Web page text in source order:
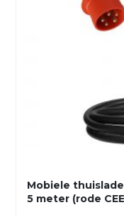
Mobiele
5 meter (rode